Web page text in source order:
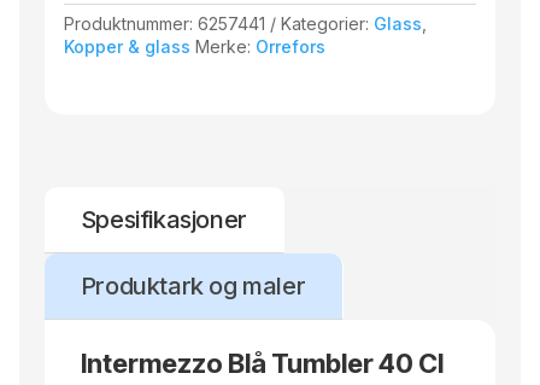
Produktnummer:6257441 Kategorier: Glass
Kopper & glass Merke: Orrefors
Spesifikasjoner
Produktark og maler
Intermezzo Blå Tumbler 40 Cl